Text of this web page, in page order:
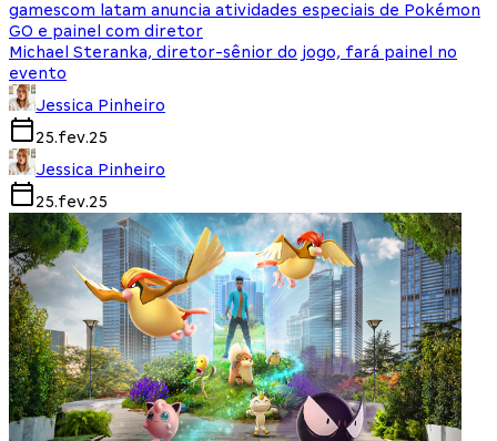
gamescom latam anuncia atividades especiais de Pokémon
GO e painel com diretor
Michael Steranka, diretor-sênior do jogo, fará painel no
evento
Jessica Pinheiro
25.fev.25
Jessica Pinheiro
25.fev.25